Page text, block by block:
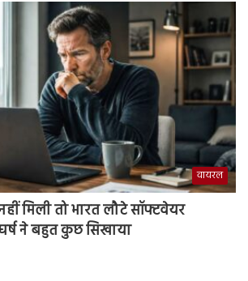
वायरल
मिली तो भारत लौटे सॉफ्टवेयर
ने बहुत कुछ सिखाया